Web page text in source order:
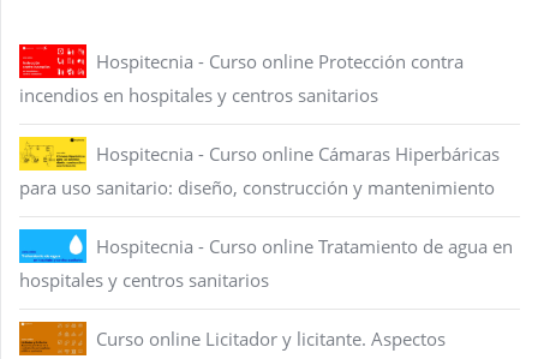
Hospitecnia - Curso online Protección contra
incendios en hospitales y centros sanitarios
Hospitecnia - Curso online Cámaras Hiperbáricas
para uso sanitario: diseño, construcción y mantenimiento
Hospitecnia - Curso online Tratamiento de agua en
hospitales y centros sanitarios
Curso online Licitador y licitante. Aspectos